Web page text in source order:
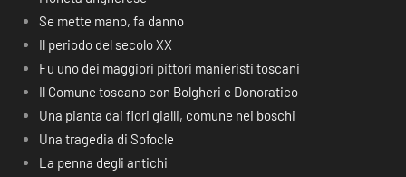
Se mette mano, fa danno
Il periodo del secolo XX
Fu uno dei maggiori pittori manieristi toscani
Il Comune toscano con Bolgheri e Donoratico
Una pianta dai fiori gialli, comune nei boschi
Una tragedia di Sofocle
La penna degli antichi